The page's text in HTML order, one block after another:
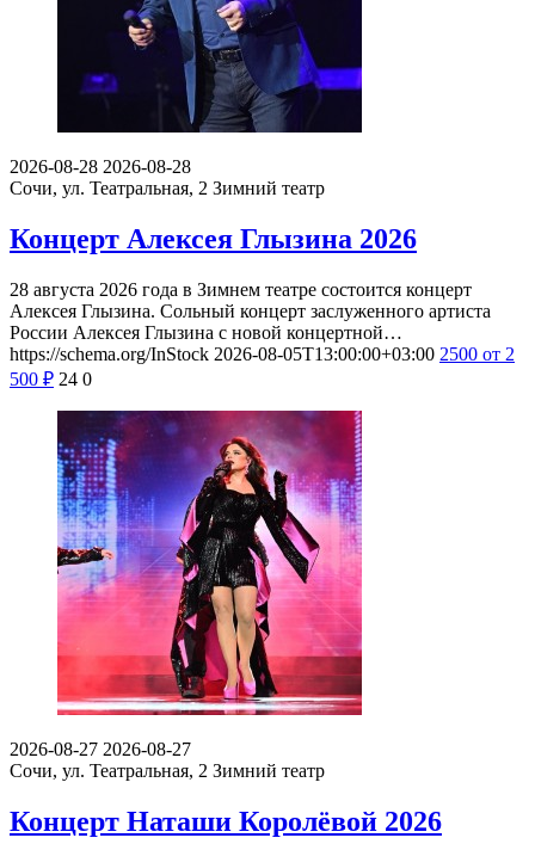
2026-08-28 2026-08-28
Сочи, ул. Театральная, 2 Зимний театр
Концерт Алексея Глызина 2026
28 августа 2026 года в Зимнем театре состоится концерт
Алексея Глызина. Сольный концерт заслуженного артиста
России Алексея Глызина с новой концертной…
https://schema.org/InStock 2026-08-05T13:00:00+03:00 2500 от 2
500 ₽ 24 0
2026-08-27 2026-08-27
Сочи, ул. Театральная, 2 Зимний театр
Концерт Наташи Королёвой 2026